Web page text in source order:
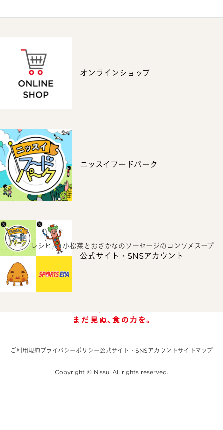
オンラインショップ
ニッスイフードパーク
公式サイト・SNSアカウント
ホーム レシピ 小松菜とおさかなのソーセージのコンソメスープ
ご利用規約プライバシーポリシー公式サイト・SNSアカウント サイトマップ
Copyright © Nissui All rights reserved.